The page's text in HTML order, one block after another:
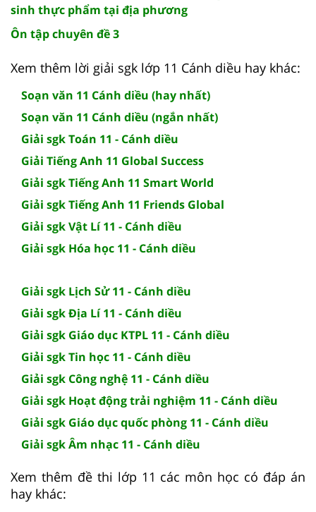
sinh thực phẩm tại địa phương
Ôn tập chuyên đề 3
Xem thêm lời giải sgk lớp 11 Cánh diều hay khác:
Soạn văn 11 Cánh diều (hay nhất)
Soạn văn 11 Cánh diều (ngắn nhất)
Giải sgk Toán 11 - Cánh diều
Giải Tiếng Anh 11 Global Success
Giải sgk Tiếng Anh 11 Smart World
Giải sgk Tiếng Anh 11 Friends Global
Giải sgk Vật Lí 11 - Cánh diều
Giải sgk Hóa học 11 - Cánh diều
Giải sgk Lịch Sử 11 - Cánh diều
Giải sgk Địa Lí 11 - Cánh diều
Giải sgk Giáo dục KTPL 11 - Cánh diều
Giải sgk Tin học 11 - Cánh diều
Giải sgk Công nghệ 11 - Cánh diều
Giải sgk Hoạt động trải nghiệm 11 - Cánh diều
Giải sgk Giáo dục quốc phòng 11 - Cánh diều
Giải sgk Âm nhạc 11 - Cánh diều
Xem thêm đề thi lớp 11 các môn học có đáp án
hay khác: